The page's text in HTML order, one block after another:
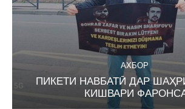
АХБОР
ПИКЕТИ НАВБАТӢ ДАР
КИШВАРИ